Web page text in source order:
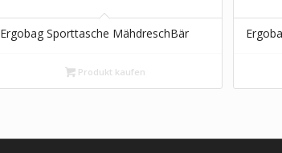
Ergobag Sporttasche MähdreschBär
Produkt kaufen